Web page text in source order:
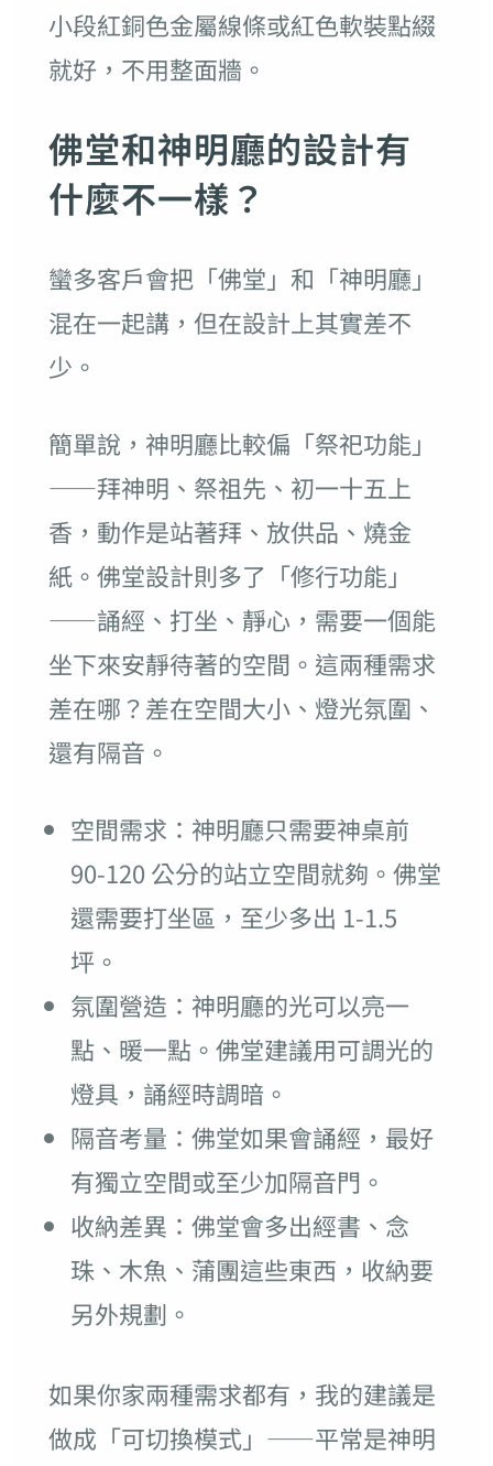
小段紅銅色金屬線條或紅色軟裝點綴
就好，不用整面牆。
佛堂和神明廳的設計有
什麼不一樣？
蠻多客戶會把「佛堂」和「神明廳」
混在一起講，但在設計上其實差不
少。
簡單說，神明廳比較偏「祭祀功能」
——拜神明、祭祖先、初一十五上
香，動作是站著拜、放供品、燒金
紙。佛堂設計則多了「修行功能」
——誦經、打坐、靜心，需要一個能
坐下來安靜待著的空間。這兩種需求
差在哪？差在空間大小、燈光氛圍、
還有隔音。
空間需求：神明廳只需要神桌前
90-120 公分的站立空間就夠。佛堂
還需要打坐區，至少多出 1-1.5
坪。
氛圍營造：神明廳的光可以亮一
點、暖一點。佛堂建議用可調光的
燈具，誦經時調暗。
隔音考量：佛堂如果會誦經，最好
有獨立空間或至少加隔音門。
收納差異：佛堂會多出經書、念
珠、木魚、蒲團這些東西，收納要
另外規劃。
如果你家兩種需求都有，我的建議是
做成「可切換模式」——平常是神明